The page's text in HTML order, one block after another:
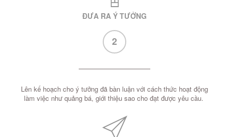
ĐƯA RA Ý TƯỞNG
2
Lên kế hoạch cho ý tưởng đã bàn luận với cách thức hoạt động
làm việc như quảng bá, giới thiệu sao cho đạt được yêu cầu.